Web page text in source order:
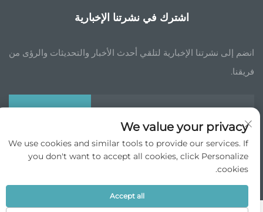
اشترك في نشرتنا الإخبارية
انضم إلى نشرتنا الإخبارية لتلقي أحدث الأخبار والتحديثات والرؤى من
فريقنا.
حقوق الطبع والنشر © جي بي تشاينا التجارة الدولية شركة المحدودة جميع الحقوق
سياسة الخصوصية
We value your privacy
We use cookies and similar tools to provide our services. If
you don't want to accept all cookies, click Personalize
cookies.
Accept all